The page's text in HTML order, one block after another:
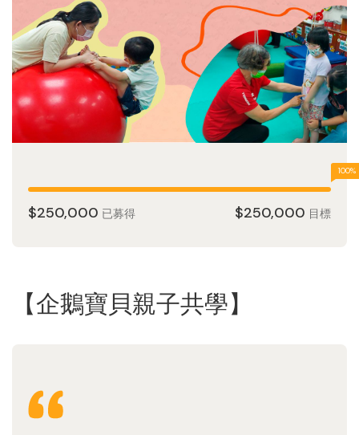
100%
$250,000 已募得 $250,000 目標
【企鵝寶貝親子共學】